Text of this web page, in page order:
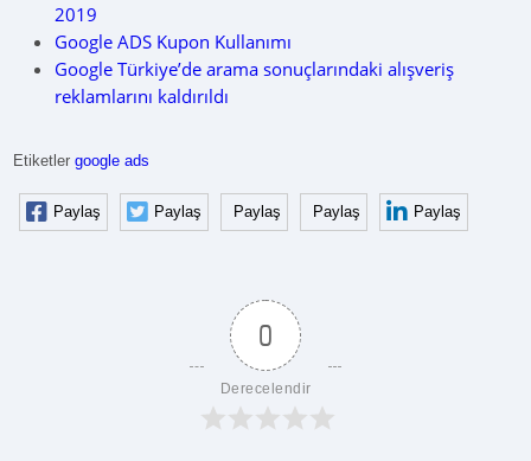
2019
Google ADS Kupon Kullanımı
Google Türkiye’de arama sonuçlarındaki alışveriş
reklamlarını kaldırıldı
Etiketlergoogle ads
Paylaş Paylaş Paylaş Paylaş Paylaş
0
Derecelendir